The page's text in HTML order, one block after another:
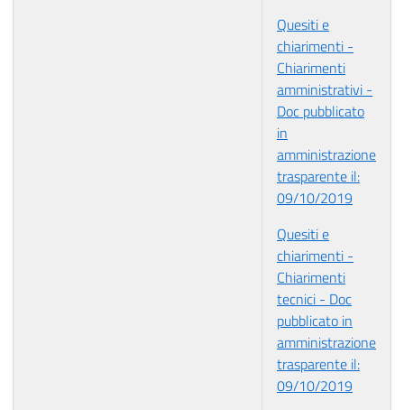
Quesiti e
chiarimenti -
Chiarimenti
amministrativi -
Doc pubblicato
in
amministrazione
trasparente il:
09/10/2019
Quesiti e
chiarimenti -
Chiarimenti
tecnici - Doc
pubblicato in
amministrazione
trasparente il:
09/10/2019